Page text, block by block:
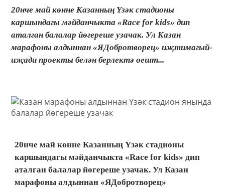
20нче май көнне Казанның Үзәк стадионы
каршындагы мәйданчыкта «Race for kids» дип
аталган балалар йөгереше узачак. Ул Казан
марафоны алдыннан «ЯДобротворец» иҗтимагый-
иҗади проекты белән берлектә оешт...
20нче май көнне Казанның Үзәк стадионы
каршындагы мәйданчыкта «Race for kids» дип
аталган балалар йөгереше узачак. Ул Казан
марафоны алдыннан «ЯДобротворец»